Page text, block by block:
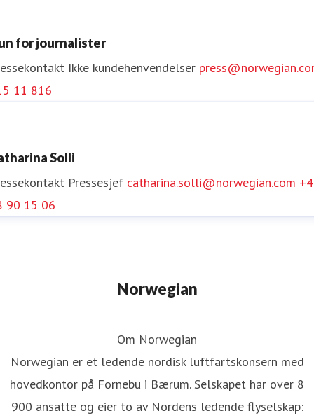
for journalister
Ikke kundehenvendelser
11 816
Solli
Pressesjef catharina.solli@norwegian.com
90 15 06
Norwegian
Om Norwegian
Norwegian er et ledende nordisk luftfartskonsern med
hovedkontor på Fornebu i Bærum. Selskapet har over 8
900 ansatte og eier to av Nordens ledende flyselskap: